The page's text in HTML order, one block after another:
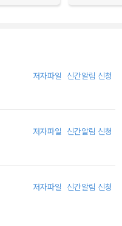
저자파일 신간알림 신청
저자파일 신간알림 신청
저자파일 신간알림 신청